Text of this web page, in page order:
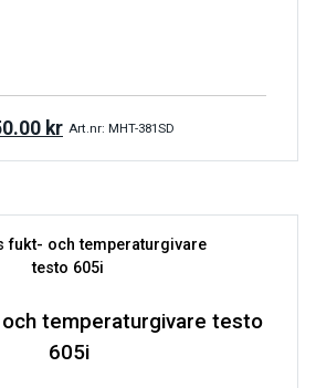
kr Art.nr: MHT-381SD
temperaturgivare testo
605i